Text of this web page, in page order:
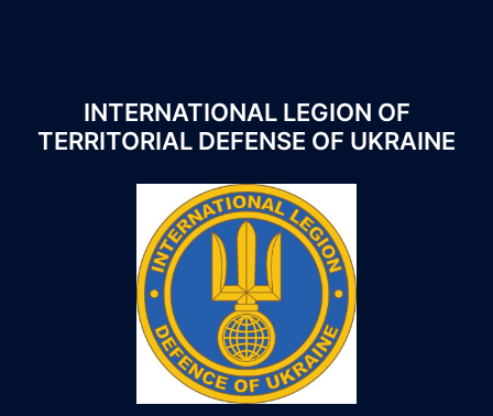
INTERNATIONAL LEGION OF
TERRITORIAL DEFENSE OF UKRAINE